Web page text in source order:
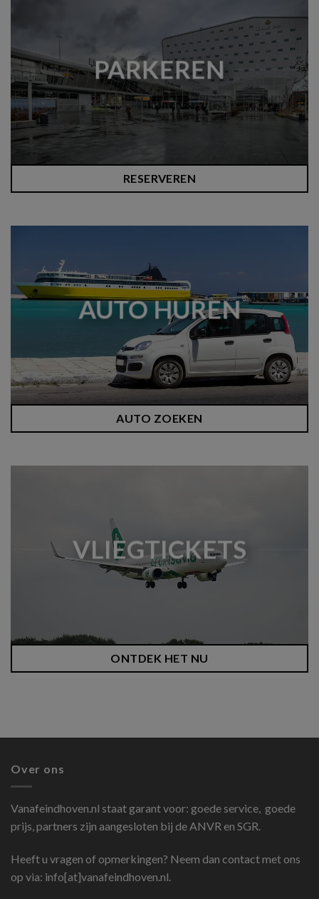
PARKEREN
RESERVEREN
AUTO HUREN
AUTO ZOEKEN
VLIEGTICKETS
ONTDEK HET NU
Over ons
Vanafeindhoven.nl staat garant voor: goede service, goede
prijs, partners zijn aangesloten bij de ANVR en SGR.
Heeft u vragen of opmerkingen? Neem dan contact met ons
op via: info[at]vanafeindhoven.nl.